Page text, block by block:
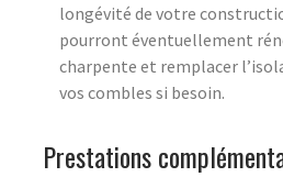
longévité de votre
pourront éventuellement
charpente et remplacer
vos combles si besoin.
Prestations